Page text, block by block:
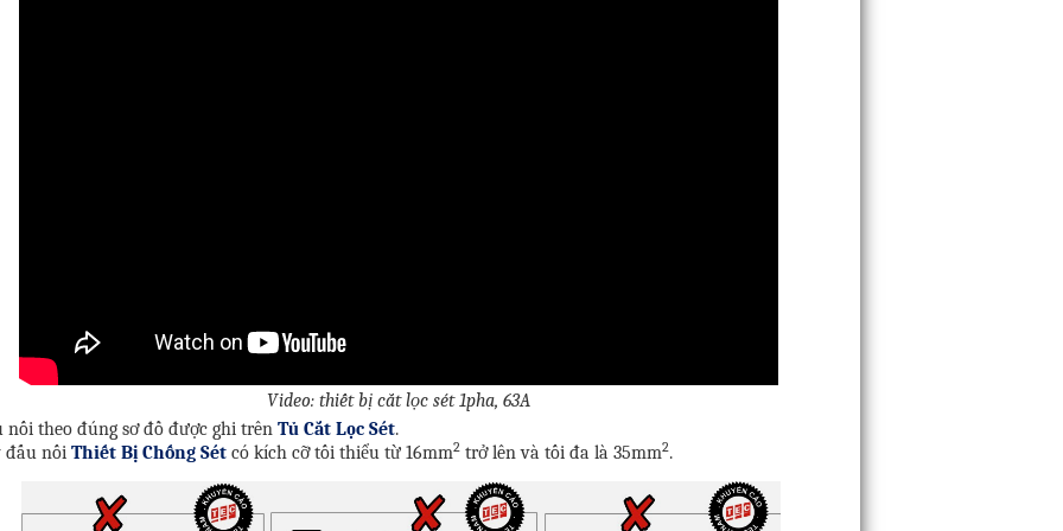
Video: thiết bị cắt lọc sét 1pha, 63A
nối theo đúng sơ đồ được ghi trên Tủ Cắt Lọc Sét.
đấu nối Thiết Bị Chống Sét có kích cỡ tối thiểu từ 16mm2 trở lên và tối đa là 35mm2.